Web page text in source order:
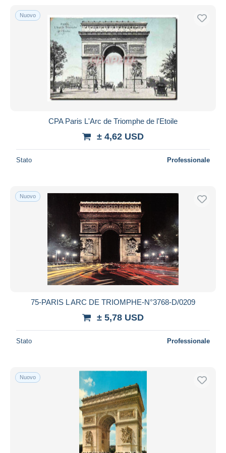
Nuovo
CPA Paris L'Arc de Triomphe de l'Etoile
± 4,62 USD
Stato Professionale
Nuovo
75-PARIS L ARC DE TRIOMPHE-N°3768-D/0209
± 5,78 USD
Stato Professionale
Nuovo